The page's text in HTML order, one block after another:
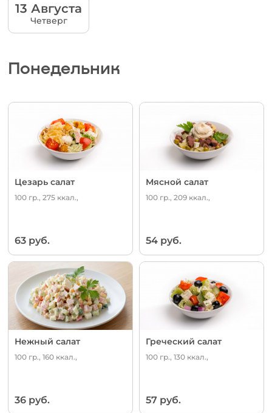
13 Августа
Четверг
Понедельник
Цезарь салат
100 гр., 275 ккал.,
63 руб.
Мясной салат
100 гр., 209 ккал.,
54 руб.
Нежный салат
100 гр., 160 ккал.,
36 руб.
Греческий салат
100 гр., 130 ккал.,
57 руб.